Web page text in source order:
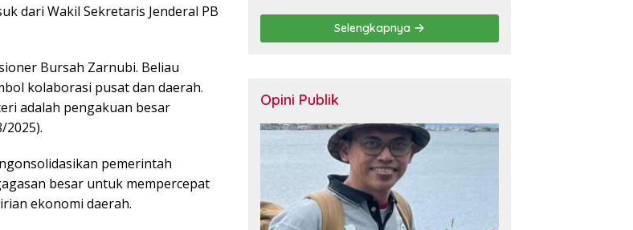
dari Wakil Sekretaris Jenderal PB
Bursah Zarnubi. Beliau
kolaborasi pusat dan daerah.
adalah pengakuan besar
2025).
pemerintah
besar untuk mempercepat
ekonomi daerah.
Setahun dan
Pulihkan Upah
Hidup
Selengkapnya
Opini Publik